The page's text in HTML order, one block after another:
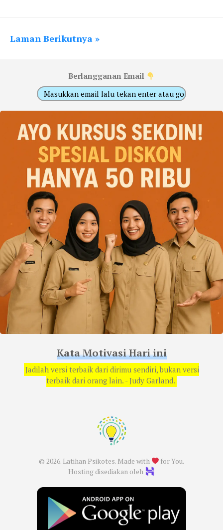
Laman Berikutnya »
Berlangganan Email
Kata Motivasi Hari ini
Jadilah versi terbaik dari dirimu sendiri, bukan versi
terbaik dari orang lain. - Judy Garland.
© 2026. Latihan Psikotes. Made with
for You.
Hosting disediakan oleh